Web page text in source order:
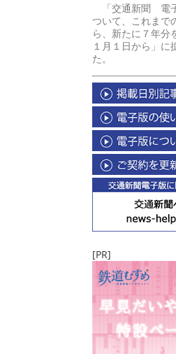
「交通新聞 電
ついて、これまで
ら、新たに７年分
１月１日から」に
た。 交
[PR]